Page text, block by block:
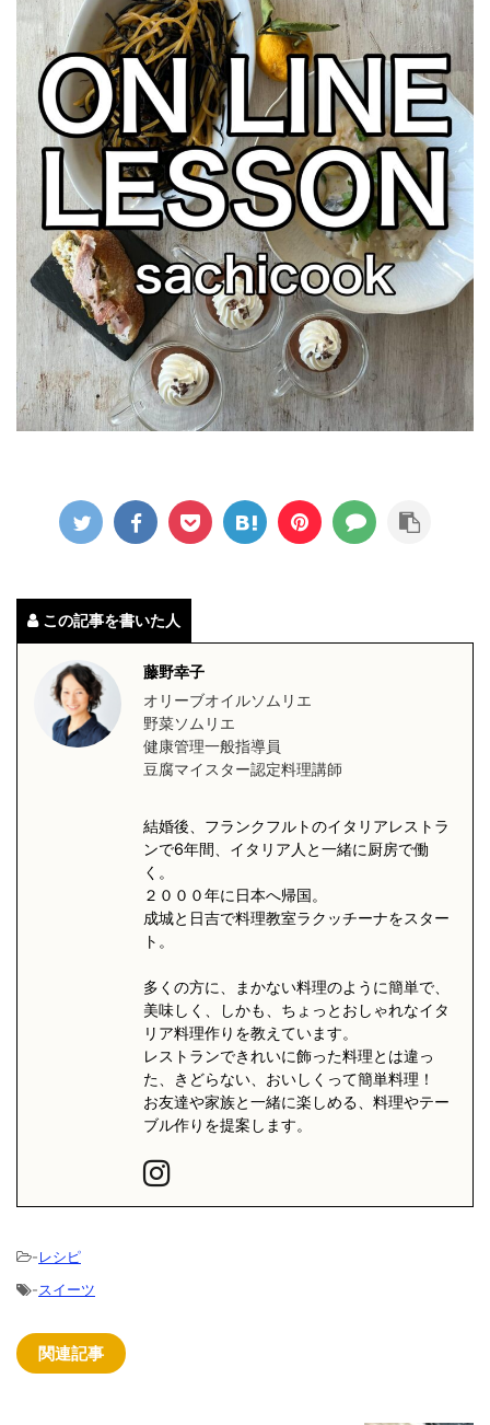
この記事を書いた人
藤野幸子
オリーブオイルソムリエ
野菜ソムリエ
健康管理一般指導員
豆腐マイスター認定料理講師
結婚後、フランクフルトのイタリアレストラ
ンで6年間、イタリア人と一緒に厨房で働
く。
２０００年に日本へ帰国。
成城と日吉で料理教室ラクッチーナをスター
ト。
多くの方に、まかない料理のように簡単で、
美味しく、しかも、ちょっとおしゃれなイタ
リア料理作りを教えています。
レストランできれいに飾った料理とは違っ
た、きどらない、おいしくって簡単料理！
お友達や家族と一緒に楽しめる、料理やテー
ブル作りを提案します。
-レシピ
-スイーツ
関連記事